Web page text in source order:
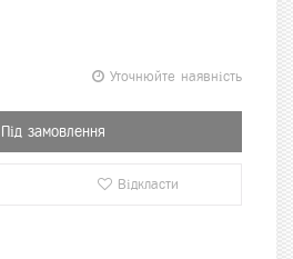
Уточнюйте наявність
Під замовлення
Відкласти